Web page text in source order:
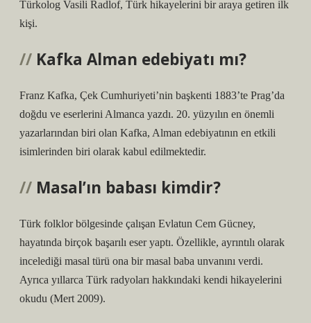
Türkolog Vasili Radlof, Türk hikayelerini bir araya getiren ilk
kişi.
Kafka Alman edebiyatı mı?
Franz Kafka, Çek Cumhuriyeti’nin başkenti 1883’te Prag’da
doğdu ve eserlerini Almanca yazdı. 20. yüzyılın en önemli
yazarlarından biri olan Kafka, Alman edebiyatının en etkili
isimlerinden biri olarak kabul edilmektedir.
Masal’ın babası kimdir?
Türk folklor bölgesinde çalışan Evlatun Cem Gücney,
hayatında birçok başarılı eser yaptı. Özellikle, ayrıntılı olarak
incelediği masal türü ona bir masal baba unvanını verdi.
Ayrıca yıllarca Türk radyoları hakkındaki kendi hikayelerini
okudu (Mert 2009).